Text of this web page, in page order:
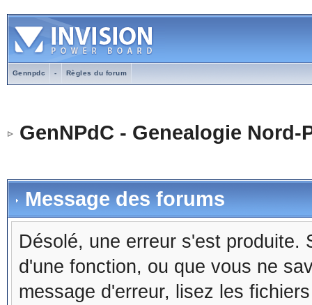
Gennpdc - Règles du forum
GenNPdC - Genealogie Nord-
Message des forums
Désolé, une erreur s'est produite.
d'une fonction, ou que vous ne
message d'erreur, lisez les